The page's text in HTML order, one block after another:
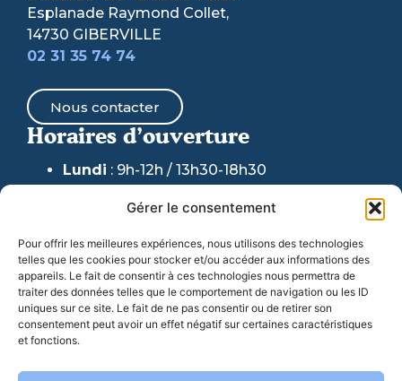
Gérer le consentement
Pour offrir les meilleures expériences, nous utilisons des technologies
telles que les cookies pour stocker et/ou accéder aux informations des
appareils. Le fait de consentir à ces technologies nous permettra de
traiter des données telles que le comportement de navigation ou les ID
uniques sur ce site. Le fait de ne pas consentir ou de retirer son
consentement peut avoir un effet négatif sur certaines caractéristiques
et fonctions.
Esplanade Raymond Collet,
14730 GIBERVILLE
02 31 35 74 74
Nous contacter
Horaires d’ouverture
Lundi : 9h-12h / 13h30-18h30
Mardi & Jeudi : 9h-12h /
13h30-17h30
téléphonique maintenu)
Mercredi: 9h-12h / 13h30-17h30
Vendredi: 9h-17h30
06 77 07 44 98